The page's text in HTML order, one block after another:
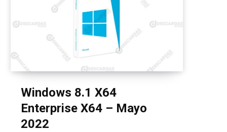
b
o
k
t
t
e
r
)
a
a
m
e
m
Windows 8.1 X64
Enterprise X64 – Mayo
2022